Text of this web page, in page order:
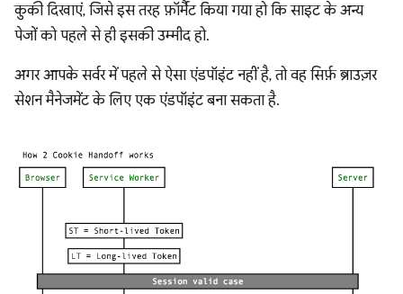
कुकी दिखाएं, जिसे इस तरह फ़ॉर्मैट किया गया हो कि साइट के अन्य
पेजों को पहले से ही इसकी उम्मीद हो.
अगर आपके सर्वर में पहले से ऐसा एंडपॉइंट नहीं है, तो वह सिर्फ़ ब्राउज़र
सेशन मैनेजमेंट के लिए एक एंडपॉइंट बना सकता है.